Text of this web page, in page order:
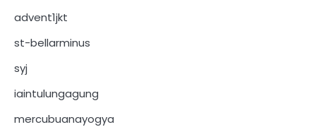
advent1jkt
st-bellarminus
syj
iaintulungagung
mercubuanayogya